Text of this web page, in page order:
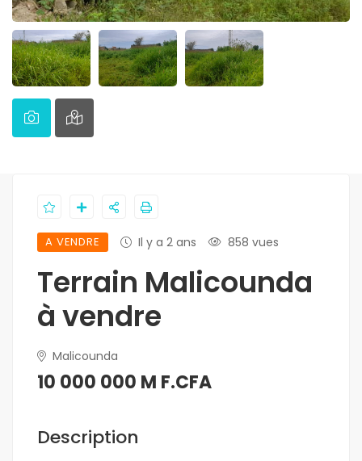
A VENDRE Il y a 2 ans 858 vues
Terrain Malicounda
à vendre
Malicounda
10 000 000 M F.CFA
Description